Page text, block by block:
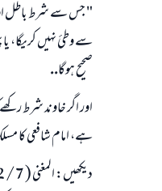
" جس سے شرط باطل
سے وطئ نہيں كريگا،
صحيح ہوگا..
اور اگر خاوند شرط
ہے، امام شافعى كا